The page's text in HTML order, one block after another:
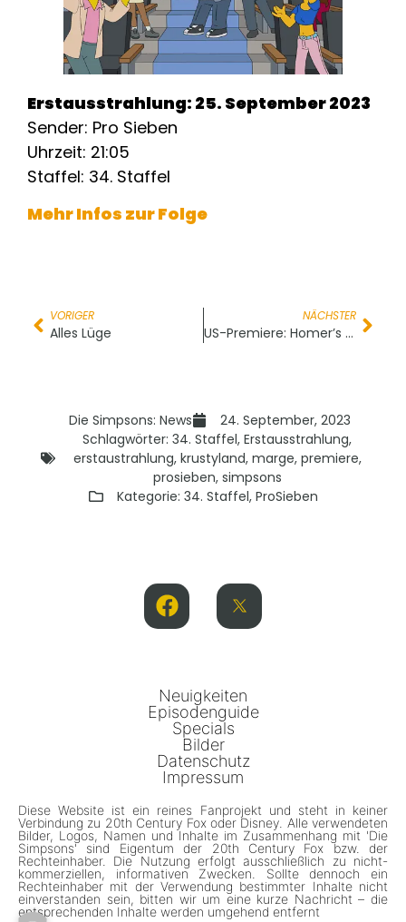
Erstausstrahlung: 25. September 2023
Sender: Pro Sieben
Uhrzeit: 21:05
Staffel: 34. Staffel
Mehr Infos zur Folge
VORIGER
Alles Lüge
NÄCHSTER
US-Premiere: Homer’s Crossing
Die Simpsons: News
24. September, 2023
Schlagwörter: 34. Staffel, Erstausstrahlung,
erstaustrahlung, krustyland, marge, premiere,
prosieben, simpsons
Kategorie: 34. Staffel, ProSieben
Neuigkeiten
Episodenguide
Specials
Bilder
Datenschutz
Impressum
Diese Website ist ein reines Fanprojekt und steht in keiner
Verbindung zu 20th Century Fox oder Disney. Alle verwendeten
Bilder, Logos, Namen und Inhalte im Zusammenhang mit 'Die
Simpsons' sind Eigentum der 20th Century Fox bzw. der
Rechteinhaber. Die Nutzung erfolgt ausschließlich zu nicht-
kommerziellen, informativen Zwecken. Sollte dennoch ein
Rechteinhaber mit der Verwendung bestimmter Inhalte nicht
einverstanden sein, bitten wir um eine kurze Nachricht – die
entsprechenden Inhalte werden umgehend entfernt